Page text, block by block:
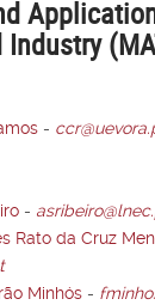
-
-
Rato da Cruz
Minhós -